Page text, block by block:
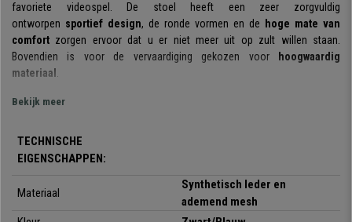
favoriete videospel. De stoel heeft een zeer zorgvuldig
ontworpen sportief design, de ronde vormen en de
hoge mate van
comfort zorgen ervoor dat u er niet meer uit op zult willen staan.
Bovendien is voor de vervaardiging gekozen voor hoogwaardig
materiaal.
Deze stoel blinkt uit om zijn comfort en heeft een
een correcte houding te handhaven. Vernoemenswaardig is ook de
vulling, essentieel voor het bieden van comfort.
kantelmechanisme. Een functie om rekening
mee te houden want het is zeer praktisch bij het spelen van games of het
Bekijk meer
TECHNISCHE
EIGENSCHAPPEN:
Materiaal
Synthetisch leder en
ademend mesh